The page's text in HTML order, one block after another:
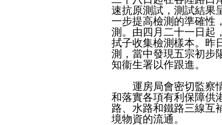
速抗原測試，測試結果
一步提高檢測的準確性
測。由四月二十一日起
拭子收集檢測樣本。昨
測，當中發現五宗初步
知衞生署以作跟進。
運房局會密切監察情
和落實各項有利保障供
路、水路和鐵路三線互
境物資的流通。